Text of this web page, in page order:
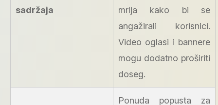
sadržaja
mrlja kako bi se
angažirali korisnici.
Video oglasi i bannere
mogu dodatno proširiti
doseg.
Ponuda popusta za